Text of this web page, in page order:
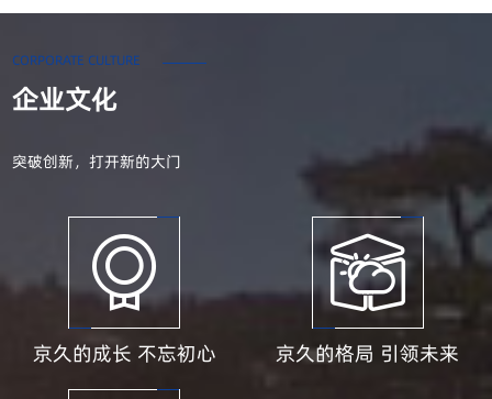
CORPORATE CULTURE
企业文化
突破创新，打开新的大门
京久的成长 不忘初心 京久的格局 引领未来